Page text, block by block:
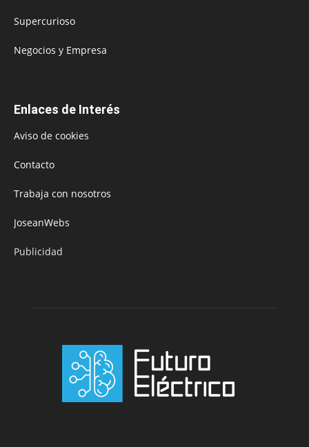
Supercurioso
Negocios y Empresa
Enlaces de Interés
Aviso de cookies
Contacto
Trabaja con nosotros
JoseanWebs
Publicidad